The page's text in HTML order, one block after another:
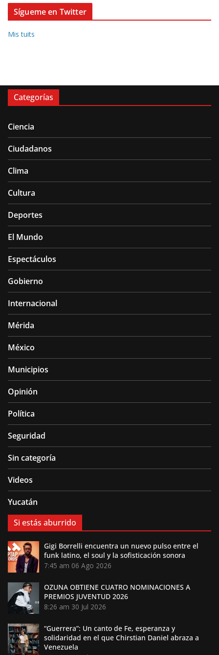
Sígueme en Twitter
Mis tuits
Categorías
Ciencia
Ciudadanos
Clima
Cultura
Deportes
El Mundo
Espectáculos
Gobierno
Internacional
Mérida
México
Municipios
Opinión
Política
Seguridad
Sin categoría
Videos
Yucatán
Si estás aburrido
Gigi Borrelli encuentra un nuevo pulso entre el
funk latino, el soul y la sofisticación sonora
7:45 am 06 Ago 2026
OZUNA OBTIENE CUATRO NOMINACIONES A
PREMIOS JUVENTUD 2026
8:26 am 30 Jul 2026
“Guerrera”: Un canto de Fe, esperanza y
solidaridad en el que Chirstian Daniel abraza a
Venezuela